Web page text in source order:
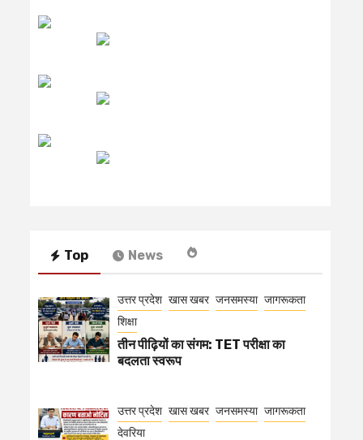
Top News
उत्तर प्रदेश खास खबर जनसमस्या जागरूकता
शिक्षा
तीन पीढ़ियों का संगम: TET परीक्षा का
बदलता स्वरूप
उत्तर प्रदेश खास खबर जनसमस्या जागरूकता
देवरिया